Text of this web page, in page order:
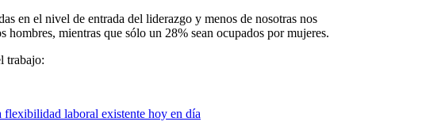
en el nivel de entrada del liderazgo y menos de nosotras nos
mientras que sólo un 28% sean ocupados por mujeres.
trabajo:
flexibilidad laboral existente hoy en día